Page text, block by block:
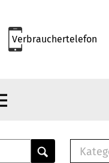
Verbrauchertelefon